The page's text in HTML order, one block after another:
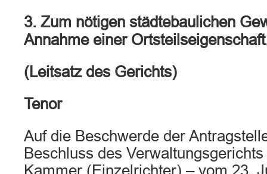
3. Zum nötigen städtebaulichen
Annahme einer
(Leitsatz des Gerichts)
Tenor
Auf die Beschwerde der
Beschluss des
Kammer (Einzelrichter) – vom 23.